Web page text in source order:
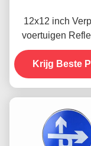
12x12 inch
voertuigen
verkeersborden
straatweg
Krijg Beste